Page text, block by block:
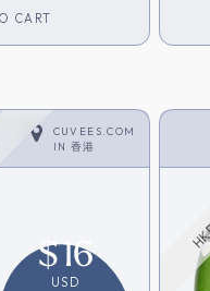
CART
CUVEES.COM
IN 香港
$16
USD